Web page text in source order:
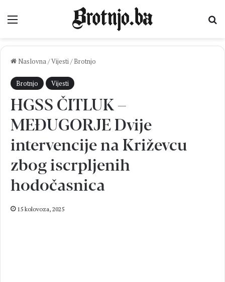
Izbornik
Naslovna/Vijesti/ Brotnjo
Brotnjo Vijesti
HGSS ČITLUK –
MEĐUGORJE Dvije
intervencije na Križevcu
zbog iscrpljenih
hodočasnica
15 kolovoza, 2025